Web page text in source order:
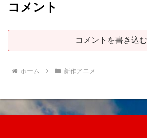
コメント
コメントを書き込む
ホーム 新作アニメ